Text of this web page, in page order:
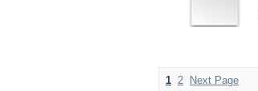
1 2 Next Page